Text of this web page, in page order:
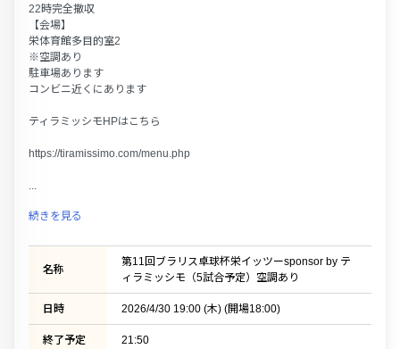
22時完全撤収
【会場】
栄体育館多目的室2
※空調あり
駐車場あります
コンビニ近くにあります
ティラミッシモHPはこちら
https://tiramissimo.com/menu.php
...
続きを見る
名称
第11回ブラリス卓球杯栄イッツーsponsor by テ
ィラミッシモ（5試合予定）空調あり
日時 2026/4/30 19:00 (木) (開場18:00)
終了予定 21:50